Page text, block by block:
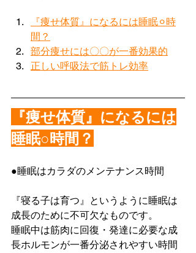
『痩せ体質』になるには睡眠⚪︎時
間？
部分痩せには〇〇が一番効果的
正しい呼吸法で筋トレ効率
『痩せ体質』になるには
睡眠○時間？
●睡眠はカラダのメンテナンス時間
『寝る子は育つ』というように睡眠は
成長のために不可欠なものです。
睡眠中は筋肉に回復・発達に必要な成
長ホルモンが一番分泌されやすい時間